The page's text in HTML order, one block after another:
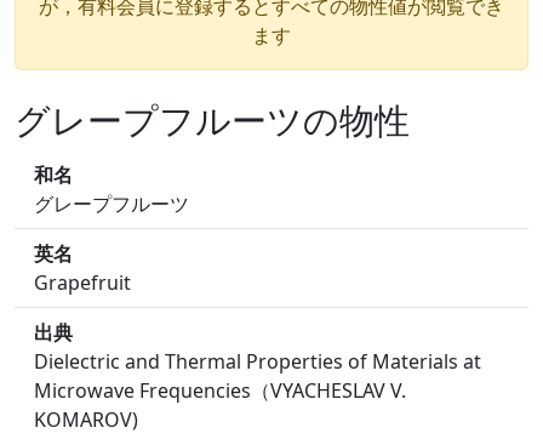
が，有料会員に登録するとすべての物性値が閲覧でき
ます
グレープフルーツの物性
和名
グレープフルーツ
英名
Grapefruit
出典
Dielectric and Thermal Properties of Materials at
Microwave Frequencies（VYACHESLAV V.
KOMAROV)